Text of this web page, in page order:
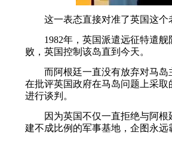
这一表态直接对准了英国这个
1982年，英国派遣远征特遣舰
败，英国控制该岛直到今天。
而阿根廷一直没有放弃对马岛
在批评英国政府在马岛问题上采
进行谈判。
因为英国不仅一直拒绝与阿根
建不成比例的军事基地，企图永远